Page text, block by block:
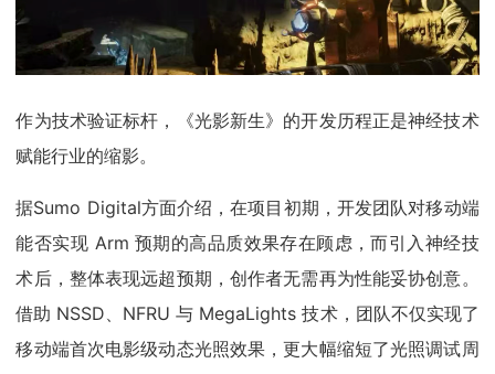
作为技术验证标杆，《光影新生》的开发历程正是神经技术
赋能行业的缩影。
据Sumo Digital方面介绍，在项目初期，开发团队对移动端
能否实现 Arm 预期的高品质效果存在顾虑，而引入神经技
术后，整体表现远超预期，创作者无需再为性能妥协创意。
借助 NSSD、NFRU 与 MegaLights 技术，团队不仅实现了
移动端首次电影级动态光照效果，更大幅缩短了光照调试周